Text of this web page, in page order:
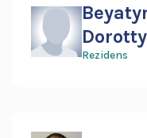
Rezidens